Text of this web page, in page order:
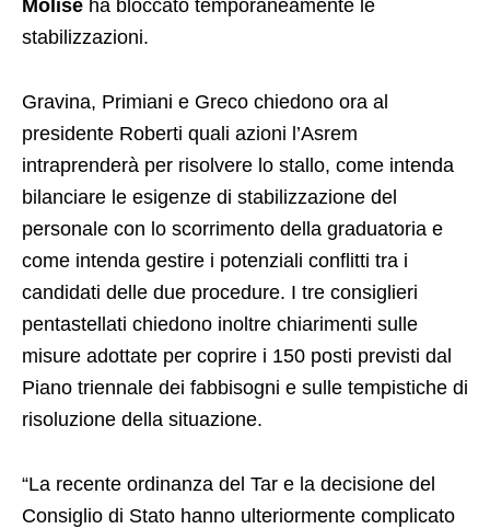
Molise ha bloccato temporaneamente le
stabilizzazioni.
Gravina, Primiani e Greco chiedono ora al
presidente Roberti quali azioni l’Asrem
intraprenderà per risolvere lo stallo, come intenda
bilanciare le esigenze di stabilizzazione del
personale con lo scorrimento della graduatoria e
come intenda gestire i potenziali conflitti tra i
candidati delle due procedure. I tre consiglieri
pentastellati chiedono inoltre chiarimenti sulle
misure adottate per coprire i 150 posti previsti dal
Piano triennale dei fabbisogni e sulle tempistiche di
risoluzione della situazione.
“La recente ordinanza del Tar e la decisione del
Consiglio di Stato hanno ulteriormente complicato